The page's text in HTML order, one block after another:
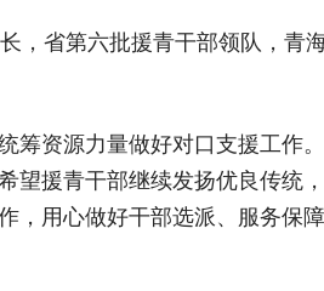
，省第六批援青干部领队，青
资源力量做好对口支援工作
援青干部继续发扬优良传统
用心做好干部选派、服务保